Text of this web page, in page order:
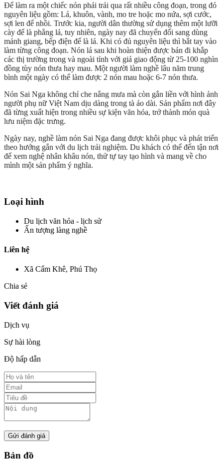
Để làm ra một chiếc nón phải trải qua rất nhiều công đoạn, trong đó
nguyên liệu gồm: Lá, khuôn, vành, mo tre hoặc mo nứa, sợi cước,
sợi len để nhồi. Trước kia, người dân thường sử dụng thêm một lưỡi
cày để là phẳng lá, tuy nhiên, ngày nay đã chuyển đổi sang dùng
mảnh giang, bếp điện để là lá. Khi có đủ nguyên liệu thì bắt tay vào
làm từng công đoạn. Nón lá sau khi hoàn thiện được bán đi khắp
các thị trường trong và ngoài tỉnh với giá giao động từ 25-100 nghìn
đồng tùy nón thưa hay mau. Một người làm nghề lâu năm trung
bình một ngày có thể làm được 2 nón mau hoặc 6-7 nón thưa.
Nón Sai Nga không chỉ che nắng mưa mà còn gắn liền với hình ảnh
người phụ nữ Việt Nam dịu dàng trong tà áo dài. Sản phẩm nơi đây
đã từng xuất hiện trong nhiều sự kiện văn hóa, trở thành món quà
lưu niệm đặc trưng.
Ngày nay, nghề làm nón Sai Nga đang được khôi phục và phát triển
theo hướng gắn với du lịch trải nghiệm. Du khách có thể đến tận nơi
để xem nghệ nhân khâu nón, thử tự tay tạo hình và mang về cho
mình một sản phẩm ý nghĩa.
Loại hình
Du lịch văn hóa - lịch sử
Ấn tượng làng nghề
Liên hệ
Xã Cẩm Khê, Phú Thọ
Chia sẻ
Viết đánh giá
Dịch vụ
Sự hài lòng
Độ hấp dẫn
Gửi đánh giá
Bản đồ